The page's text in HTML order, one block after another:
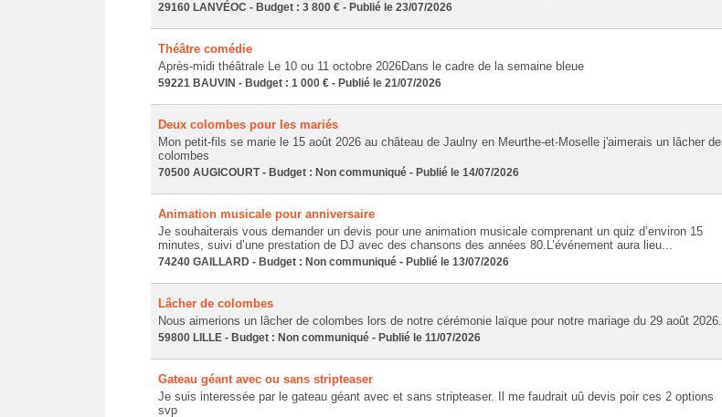
29160 LANVÉOC - Budget : 3 800 € - Publié le 23/07/2026
Théâtre comédie
Après-midi théâtrale Le 10 ou 11 octobre 2026Dans le cadre de la semaine bleue
59221 BAUVIN - Budget : 1 000 € - Publié le 21/07/2026
Deux colombes pour les mariés
Mon petit-fils se marie le 15 août 2026 au château de Jaulny en Meurthe-et-Moselle j'aimerais un lâcher de
colombes
70500 AUGICOURT - Budget : Non communiqué - Publié le 14/07/2026
Animation musicale pour anniversaire
Je souhaiterais vous demander un devis pour une animation musicale comprenant un quiz d’environ 15
minutes, suivi d’une prestation de DJ avec des chansons des années 80.L’événement aura lieu...
74240 GAILLARD - Budget : Non communiqué - Publié le 13/07/2026
Lâcher de colombes
Nous aimerions un lâcher de colombes lors de notre cérémonie laïque pour notre mariage du 29 août 2026.
59800 LILLE - Budget : Non communiqué - Publié le 11/07/2026
Gateau géant avec ou sans stripteaser
Je suis interessée par le gateau géant avec et sans stripteaser. Il me faudrait uû devis poir ces 2 options
svp